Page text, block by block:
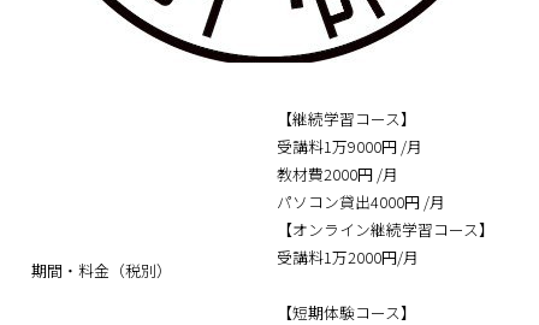
期間・料金（税別）
【継続学習コース】
受講料1万9000円 /月
教材費2000円 /月
パソコン貸出4000円 /月
【オンライン継続学習コース】
受講料1万2000円/月
【短期体験コース】